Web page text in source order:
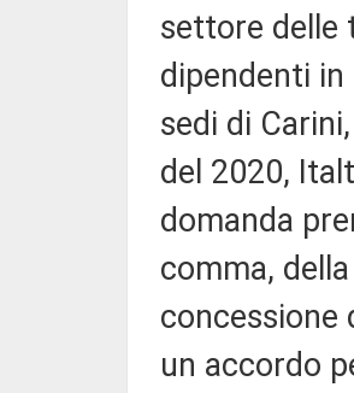
settore delle
dipendenti
sedi di
del 2020,
domanda
comma,
concessione
un accordo